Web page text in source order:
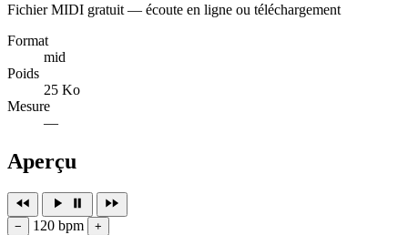
Fichier MIDI gratuit — écoute en ligne ou téléchargement
Format
mid
Poids
25 Ko
Mesure
—
Aperçu
− 120 bpm
+